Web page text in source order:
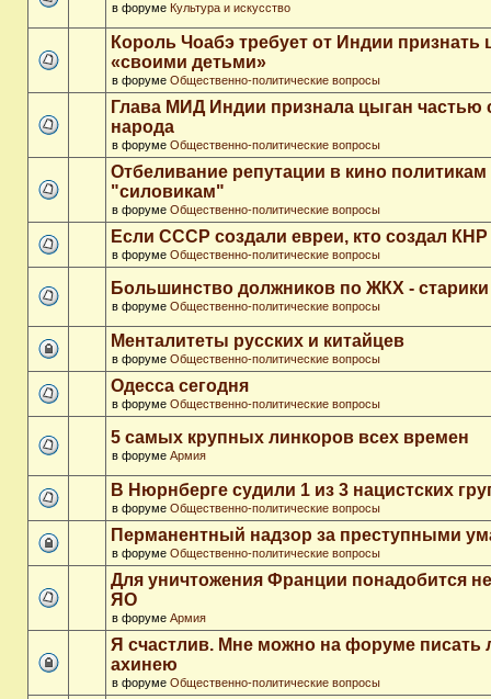
в форуме Культура и искусство
Король Чоабэ требует от Индии признать
«своими детьми»
в форуме Общественно-политические вопросы
Глава МИД Индии признала цыган частью
народа
в форуме Общественно-политические вопросы
Отбеливание репутации в кино политикам
"силовикам"
в форуме Общественно-политические вопросы
Если СССР создали евреи, кто создал
в форуме Общественно-политические вопросы
Большинство должников по ЖКХ - старики
в форуме Общественно-политические вопросы
Менталитеты русских и китайцев
в форуме Общественно-политические вопросы
Одесса сегодня
в форуме Общественно-политические вопросы
5 самых крупных линкоров всех времен
в форуме Армия
В Нюрнберге судили 1 из 3 нацистских
в форуме Общественно-политические вопросы
Перманентный надзор за преступными
в форуме Общественно-политические вопросы
Для уничтожения Франции понадобится
ЯО
в форуме Армия
Я счастлив. Мне можно на форуме
ахинею
в форуме Общественно-политические вопросы